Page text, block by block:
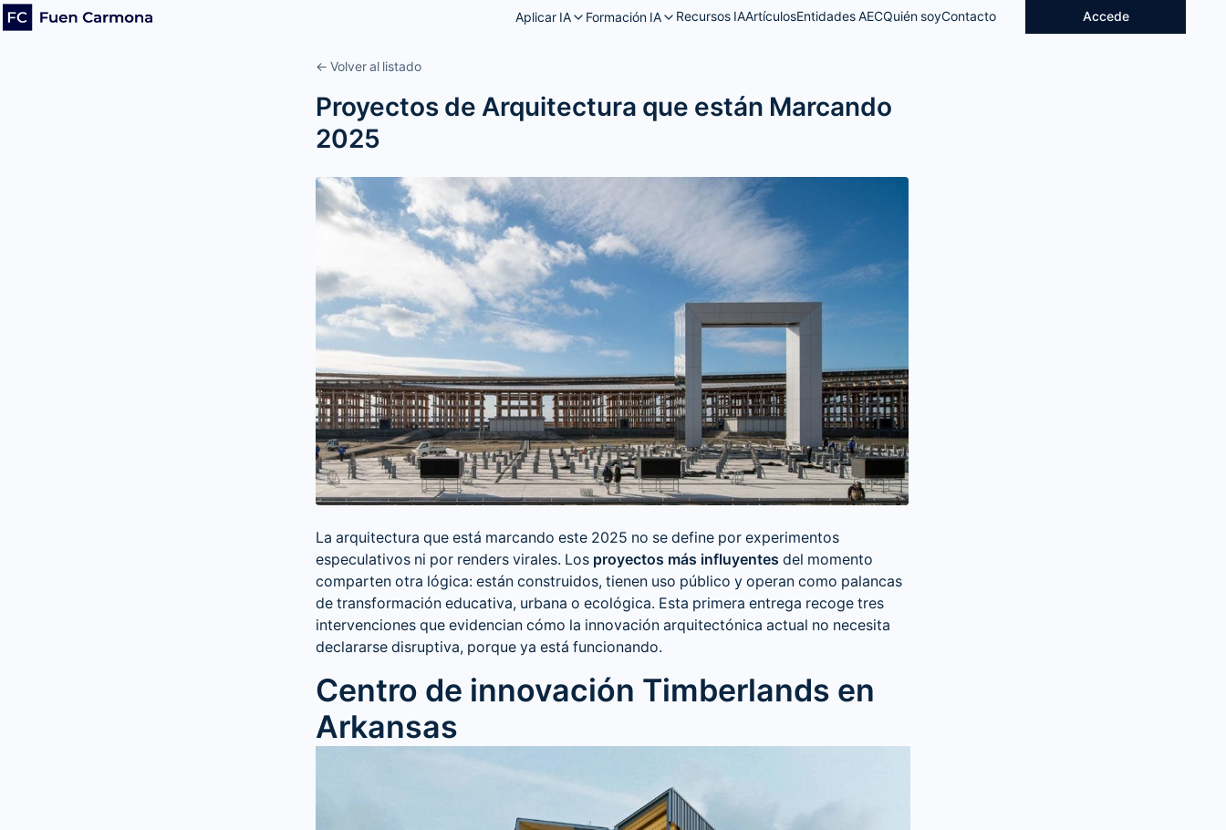
Aplicar IA Formación IA Recursos IAArtículosEntidades AECQuién soyContacto Accede
← Volver al listado
Proyectos de Arquitectura que están Marcando
2025
La arquitectura que está marcando este 2025 no se define por experimentos
especulativos ni por renders virales. Los proyectos más influyentes del momento
comparten otra lógica: están construidos, tienen uso público y operan como palancas
de transformación educativa, urbana o ecológica. Esta primera entrega recoge tres
intervenciones que evidencian cómo la innovación arquitectónica actual no necesita
declararse disruptiva, porque ya está funcionando.
Centro de innovación Timberlands en
Arkansas